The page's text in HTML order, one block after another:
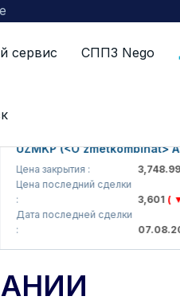
сервис СППЗ Nego
(<O'zmetkombinat> AJ)
закрытия :
3,748.99
последний сделки
3,601( ▼
последней сделки
07.08.2026